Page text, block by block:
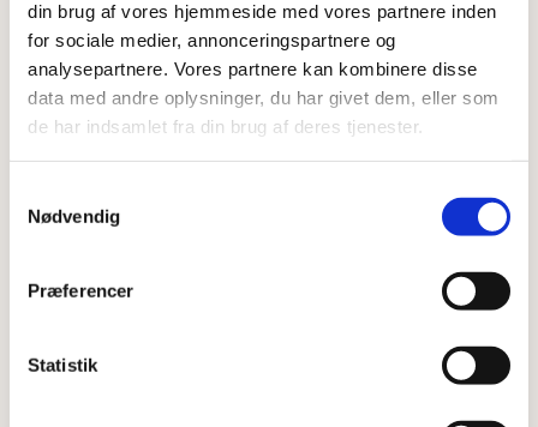
din brug af vores hjemmeside med vores partnere inden
for sociale medier, annonceringspartnere og
analysepartnere. Vores partnere kan kombinere disse
data med andre oplysninger, du har givet dem, eller som
de har indsamlet fra din brug af deres tjenester.
Nødvendig
Præferencer
Statistik